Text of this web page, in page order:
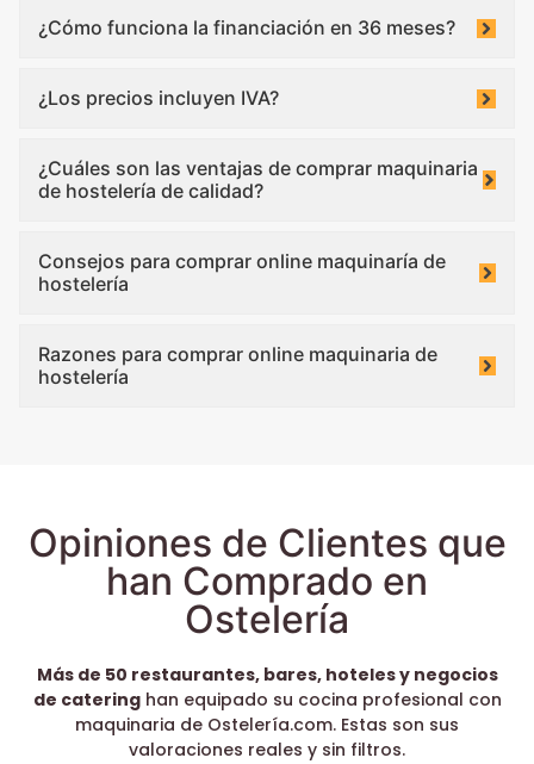
¿Cómo funciona la financiación en 36 meses?
¿Los precios incluyen IVA?
¿Cuáles son las ventajas de comprar maquinaria
de hostelería de calidad?
Consejos para comprar online maquinaría de
hostelería
Razones para comprar online maquinaria de
hostelería
Opiniones de Clientes que
han Comprado en
Ostelería
Más de 50 restaurantes, bares, hoteles y negocios
de cateringhan equipado su cocina profesional con
maquinaria de Ostelería.com. Estas son sus
valoraciones reales y sin filtros.